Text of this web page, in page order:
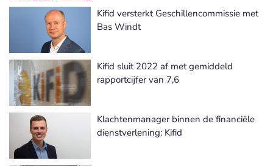
Kifid versterkt Geschillencommissie met
Bas Windt
Kifid sluit 2022 af met gemiddeld
rapportcijfer van 7,6
Klachtenmanager binnen de financiële
dienstverlening: Kifid